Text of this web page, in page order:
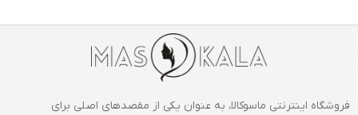
فروشگاه اینترنتی ماسوکالا، به عنوان یکی از مقصدهای اصلی برای